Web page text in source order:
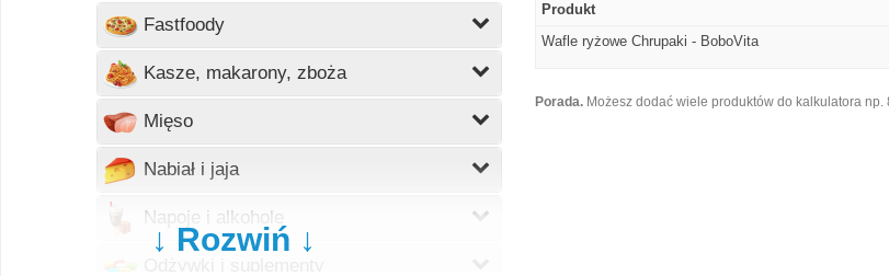
Fastfoody
Wczytywanie
Kasze, makarony, zboża
Wczytywanie
Mięso
Wczytywanie
Nabiał i jaja
Wczytywanie
Napoje i alkohole
Wczytywanie
Produkt
Wafle ryżowe Chrupaki - BoboVita
Porada. Możesz dodać wiele produktów do kalkulatora
↓ Rozwiń ↓